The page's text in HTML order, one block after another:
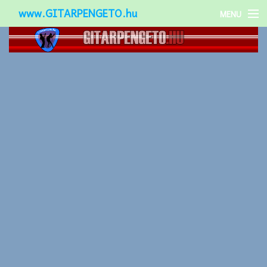
www.GITARPENGETO.hu MENU
Népszerű-